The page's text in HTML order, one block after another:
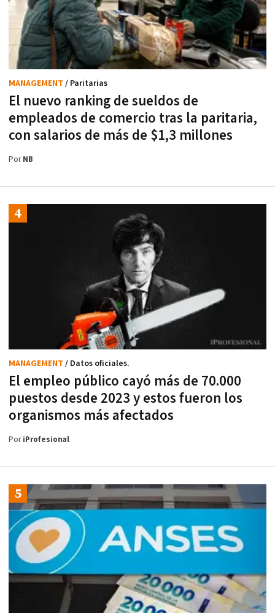
El nuevo ranking de sueldos de
empleados de comercio tras la paritaria,
con salarios de más de $1,3 millones
MANAGEMENT / Paritarias
PorNB
El empleo público cayó más de 70.000
puestos desde 2023 y estos fueron los
organismos más afectados
MANAGEMENT / Datos oficiales.
PoriProfesional